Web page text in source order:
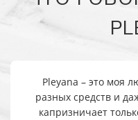
Pleyana – это моя
разных средств и
капризничает